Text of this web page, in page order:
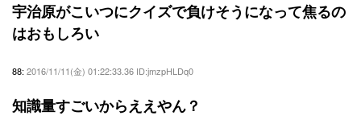
宇治原がこいつにクイズで負けそうになって焦るの
はおもしろい
88: 2016/11/11(金) 01:22:33.36 ID:jmzpHLDq0
知識量すごいからええやん？